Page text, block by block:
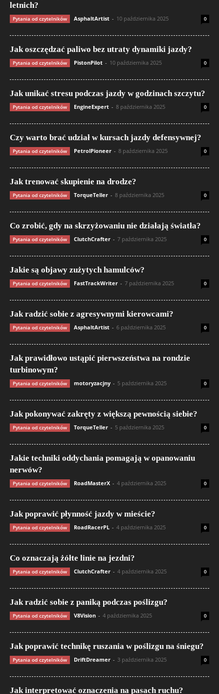
letnich?
Pytania od czytelników AsphaltArtist - 10 października 2025 0
Jak oszczędzać paliwo bez utraty dynamiki jazdy?
Pytania od czytelników PistonPilot - 10 października 2025 0
Jak unikać stresu podczas jazdy w godzinach szczytu?
Pytania od czytelników EngineExpert - 8 października 2025 0
Czy warto brać udział w kursach jazdy defensywnej?
Pytania od czytelników PetrolPioneer - 8 października 2025 0
Jak trenować skupienie na drodze?
Pytania od czytelników TorqueTeller - 8 października 2025 0
Co zrobić, gdy na skrzyżowaniu nie działają światła?
Pytania od czytelników ClutchCrafter - 7 października 2025 0
Jakie są objawy zużytych hamulców?
Pytania od czytelników FastTrackWriter - 7 października 2025 0
Jak radzić sobie z agresywnymi kierowcami?
Pytania od czytelników AsphaltArtist - 6 października 2025 0
Jak prawidłowo ustąpić pierwszeństwa na rondzie
turbinowym?
Pytania od czytelników motoryzacjny - 5 października 2025 0
Jak pokonywać zakręty z większą pewnością siebie?
Pytania od czytelników TorqueTeller - 5 października 2025 0
Jakie techniki oddychania pomagają w opanowaniu
nerwów?
Pytania od czytelników RoadMasterX - 4 października 2025 0
Jak poprawić płynność jazdy w mieście?
Pytania od czytelników RoadRacerPL - 4 października 2025 0
Co oznaczają żółte linie na jezdni?
Pytania od czytelników ClutchCrafter - 4 października 2025 0
Jak radzić sobie z paniką podczas poślizgu?
Pytania od czytelników V8Vision - 4 października 2025 0
Jak poprawić technikę ruszania w poślizgu na śniegu?
Pytania od czytelników DriftDreamer - 3 października 2025 0
Jak interpretować oznaczenia na pasach ruchu?